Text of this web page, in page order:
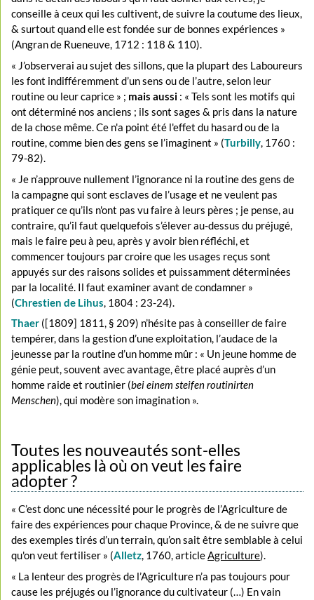
conseille à ceux qui les cultivent, de suivre la coutume des lieux,
& surtout quand elle est fondée sur de bonnes expériences »
(Angran de Rueneuve, 1712 : 118 & 110).
« J’observerai au sujet des sillons, que la plupart des Laboureurs
les font indifféremment d’un sens ou de l’autre, selon leur
routine ou leur caprice » ; mais aussi : « Tels sont les motifs qui
ont déterminé nos anciens ; ils sont sages & pris dans la nature
de la chose même. Ce n'a point été l'effet du hasard ou de la
routine, comme bien des gens se l’imaginent » (Turbilly, 1760 :
79-82).
« Je n’approuve nullement l’ignorance ni la routine des gens de
la campagne qui sont esclaves de l’usage et ne veulent pas
pratiquer ce qu’ils n'ont pas vu faire à leurs pères ; je pense, au
contraire, qu’il faut quelquefois s’élever au-dessus du préjugé,
mais le faire peu à peu, après y avoir bien réfléchi, et
commencer toujours par croire que les usages reçus sont
appuyés sur des raisons solides et puissamment déterminées
par la localité. Il faut examiner avant de condamner »
(Chrestien de Lihus, 1804 : 23-24).
Thaer ([1809] 1811, § 209) n’hésite pas à conseiller de faire
tempérer, dans la gestion d’une exploitation, l’audace de la
jeunesse par la routine d’un homme mûr : « Un jeune homme de
génie peut, souvent avec avantage, être placé auprès d’un
homme raide et routinier (bei einem steifen routinirten
Menschen), qui modère son imagination ».
Toutes les nouveautés sont-elles
applicables là où on veut les faire
adopter ?
« C’est donc une nécessité pour le progrès de l’Agriculture de
faire des expériences pour chaque Province, & de ne suivre que
des exemples tirés d’un terrain, qu’on sait être semblable à celui
qu'on veut fertiliser » (Alletz, 1760, articleAgriculture).
« La lenteur des progrès de l’Agriculture n’a pas toujours pour
cause les préjugés ou l’ignorance du cultivateur (…) En vain